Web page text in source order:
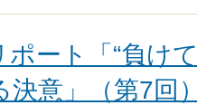
ポート「“負け
決意」（第7回